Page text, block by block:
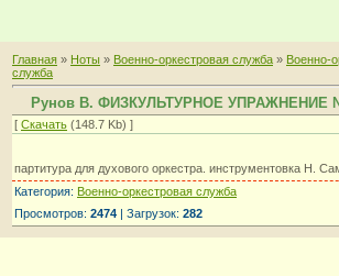
Главная » Ноты » Военно-оркестровая служба » Военно-
служба
Рунов В. ФИЗКУЛЬТУРНОЕ УПРАЖНЕНИЕ
[ Скачать (148.7 Kb) ]
партитура для духового оркестра. инструментовка Н.
Категория: Военно-оркестровая служба
Просмотров: 2474 | Загрузок: 282